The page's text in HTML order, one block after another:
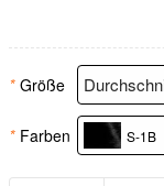
* Größe
* Farben S-1B